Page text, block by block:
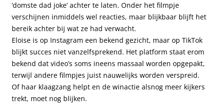
‘domste dad joke’ achter te laten. Onder het filmpje
verschijnen inmiddels wel reacties, maar blijkbaar blijft het
bereik achter bij wat ze had verwacht.
Eloise is op Instagram een bekend gezicht, maar op TikTok
blijkt succes niet vanzelfsprekend. Het platform staat erom
bekend dat video’s soms ineens massaal worden opgepakt,
terwijl andere filmpjes juist nauwelijks worden verspreid.
Of haar klaagzang helpt en de winactie alsnog meer kijkers
trekt, moet nog blijken.